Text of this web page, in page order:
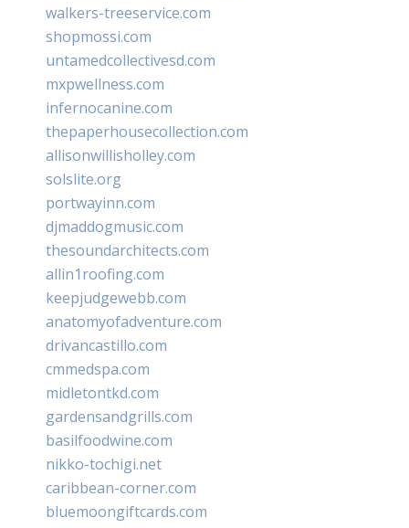
walkers-treeservice.com
shopmossi.com
untamedcollectivesd.com
mxpwellness.com
infernocanine.com
thepaperhousecollection.com
allisonwillisholley.com
solslite.org
portwayinn.com
djmaddogmusic.com
thesoundarchitects.com
allin1roofing.com
keepjudgewebb.com
anatomyofadventure.com
drivancastillo.com
cmmedspa.com
midletontkd.com
gardensandgrills.com
basilfoodwine.com
nikko-tochigi.net
caribbean-corner.com
bluemoongiftcards.com